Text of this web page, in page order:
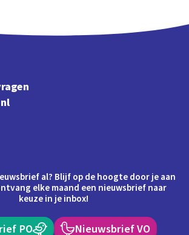
al? Blijf op de hoogte door je aan
elke maand een nieuwsbrief naar
keuze in je inbox!
PO Nieuwsbrief VO